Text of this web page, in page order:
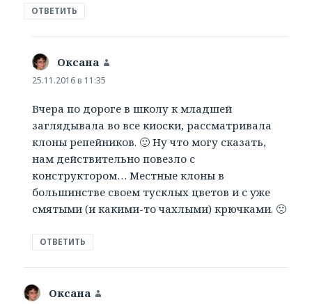
ОТВЕТИТЬ
Оксана
25.11.2016 в 11:35
Вчера по дороге в школу к младшей
заглядывала во все киоски, рассматривала
клоны репейников. 🙂 Ну что могу сказать,
нам действительно повезло с
конструктором… Местные клоны в
большинстве своем тусклых цветов и с уже
смятыми (и какими-то чахлыми) крючками. 🙁
ОТВЕТИТЬ
Оксана